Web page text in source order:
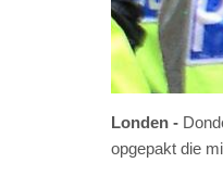
Londen
opgepakt die